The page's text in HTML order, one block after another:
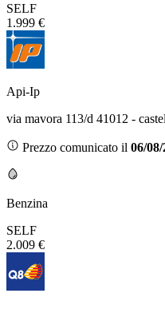
SELF
1.999 €
Api-Ip
via mavora 113/d 41012 -
Prezzo comunicato il 06/
Benzina
SELF
2.009 €